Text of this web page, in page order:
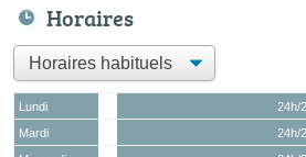
Horaires
Lundi
24h/
Mardi
24h/